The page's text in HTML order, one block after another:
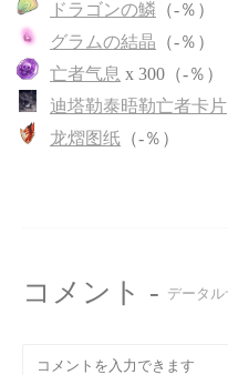
ドラゴンの鱗 （-％）
グラムの結晶 （-％）
亡者气息 x 300（-％）
迪塔勒泰晤勒亡者卡片
龙熠图纸 （-％）
コメント - データ